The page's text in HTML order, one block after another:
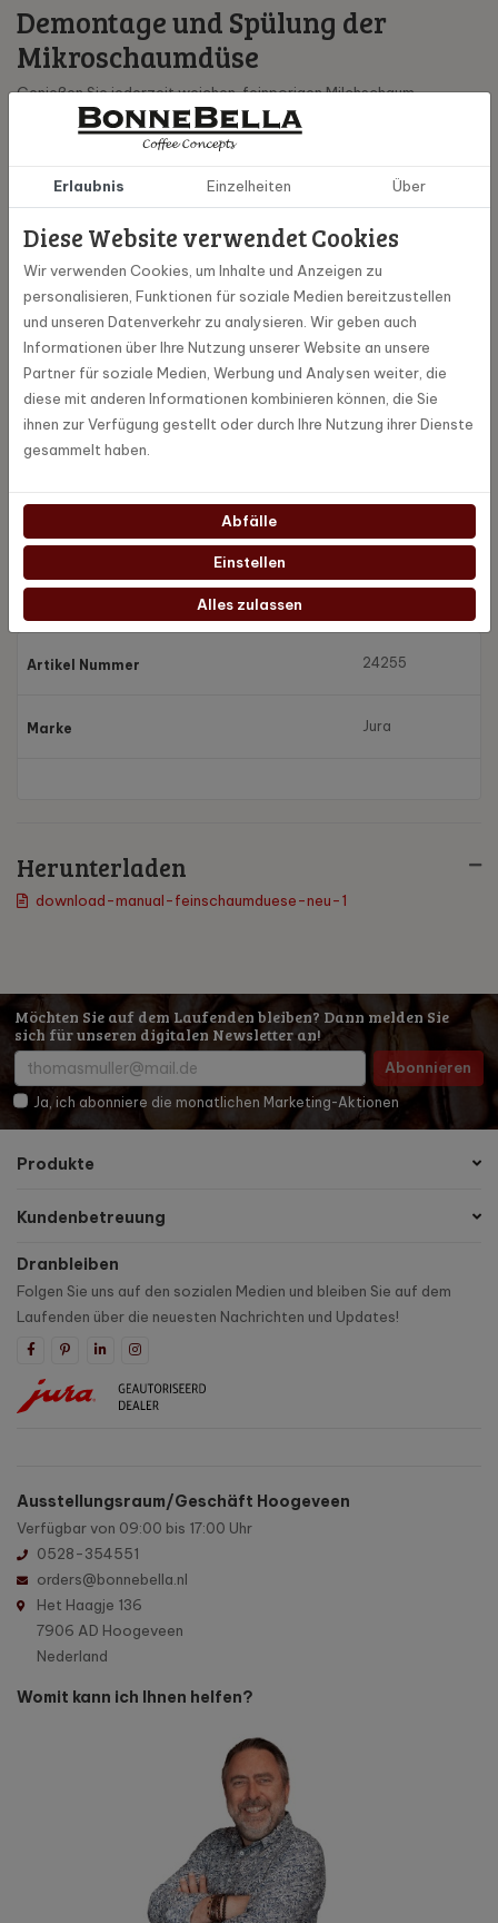
Demontage und Spülung der
Mikroschaumdüse
Genießen Sie jederzeit weichen, feinporigen Milchschaum.
Zerlegen und spülen Sie den Mikroschaumauslauf täglich, wenn Sie
Milch zubereitet haben. Dies dauert nur ein paar Minuten.
Spezifikationen
Artikel Nummer 24255
Marke Jura
Herunterladen
download-manual-feinschaumduese-neu-1
Möchten Sie auf dem Laufenden bleiben? Dann melden Sie
sich für unseren digitalen Newsletter an!
Abonnieren
Ja, ich abonniere die monatlichen Marketing-Aktionen
Produkte
Kundenbetreuung
Dranbleiben
Folgen Sie uns auf den sozialen Medien und bleiben Sie auf dem
Laufenden über die neuesten Nachrichten und Updates!
Ausstellungsraum/Geschäft Hoogeveen
Verfügbar von 09:00 bis 17:00 Uhr
0528-354551
orders@bonnebella.nl
Het Haagje 136
7906 AD Hoogeveen
Nederland
Womit kann ich Ihnen helfen?
Erlaubnis Einzelheiten Über
Diese Website verwendet Cookies
Wir verwenden Cookies, um Inhalte und Anzeigen zu
personalisieren, Funktionen für soziale Medien bereitzustellen
und unseren Datenverkehr zu analysieren. Wir geben auch
Informationen über Ihre Nutzung unserer Website an unsere
Partner für soziale Medien, Werbung und Analysen weiter, die
diese mit anderen Informationen kombinieren können, die Sie
ihnen zur Verfügung gestellt oder durch Ihre Nutzung ihrer Dienste
gesammelt haben.
Abfälle
Einstellen
Alles zulassen